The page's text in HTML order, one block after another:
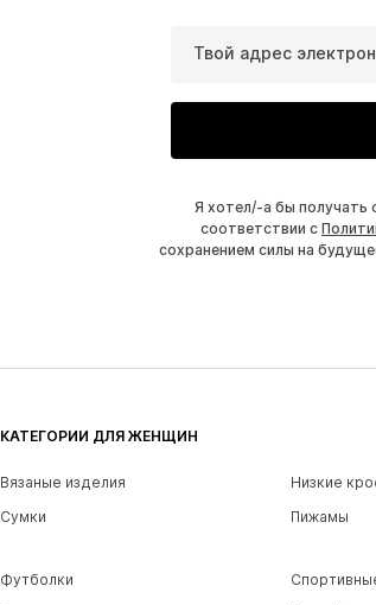
Твой адрес
Я хотел/-а бы получать
соответствии с
сохранением силы на
КАТЕГОРИИ ДЛЯ ЖЕНЩИН
Вязаные изделия Низкие
Сумки
Пижамы
Футболки